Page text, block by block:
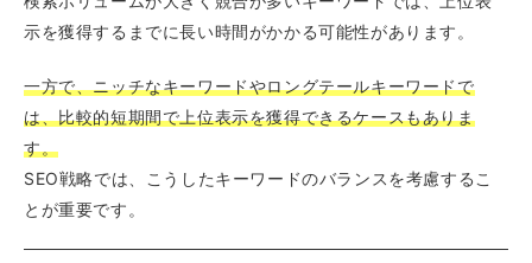
示を獲得するまでに長い時間がかかる可能性があります。
一方で、ニッチなキーワードやロングテールキーワードで
は、比較的短期間で上位表示を獲得できるケースもありま
す。
SEO戦略では、こうしたキーワードのバランスを考慮するこ
とが重要です。